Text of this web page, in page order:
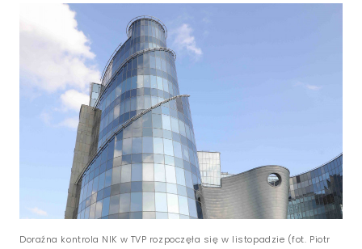
Doraźna kontrola NIK w TVP rozpoczęła się w listopadzie (fot. Piotr